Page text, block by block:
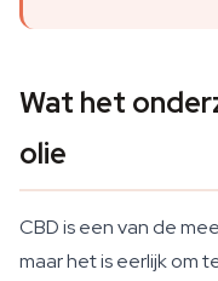
Wat het
olie
CBD is een van de
maar het is eerlijk om